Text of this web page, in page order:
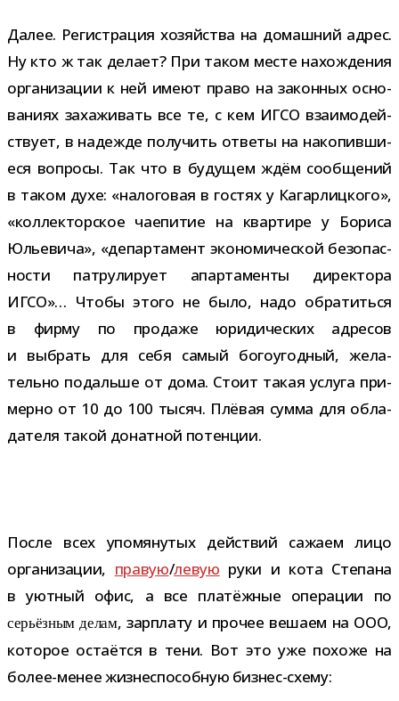
Далее. Регистрация хозяй­ства на домаш­ний адрес.
Ну кто ж так делает? При таком месте нахож­де­ния
орга­ни­за­ции к ней имеют право на закон­ных осно­
ва­ниях заха­жи­вать все те, с кем ИГСО вза­и­мо­дей­
ствует, в надежде полу­чить ответы на нако­пив­ши­
еся вопросы. Так что в буду­щем ждём сооб­ще­ний
в таком духе: «нало­го­вая в гостях у Кагарлицкого»,
«кол­лек­тор­ское чае­пи­тие на квар­тире у Бориса
Юльевича», «депар­та­мент эко­но­ми­че­ской без­опас­
но­сти пат­ру­ли­рует апар­та­менты дирек­тора
ИГСО»… Чтобы этого не было, надо обра­титься
в фирму по про­даже юри­ди­че­ских адре­сов
и выбрать для себя самый бого­угод­ный, жела­
тельно подальше от дома. Стоит такая услуга при­
мерно от 10 до 100 тысяч. Плёвая сумма для обла­
да­теля такой донат­ной потенции.
После всех упо­мя­ну­тых дей­ствий сажаем лицо
орга­ни­за­ции, пра­вую/левую руки и кота Степана
в уют­ный офис, а все пла­тёж­ные опе­ра­ции по
серьёз­ным делам, зар­плату и про­чее вешаем на ООО,
кото­рое оста­ётся в тени. Вот это уже похоже на
более-​менее жиз­не­спо­соб­ную бизнес-схему: